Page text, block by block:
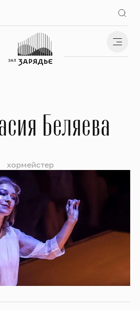
Беляева
хормейстер